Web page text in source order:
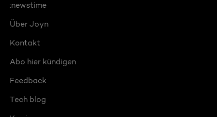
:newstime
Über Joyn
Kontakt
Abo hier kündigen
Feedback
Tech blog